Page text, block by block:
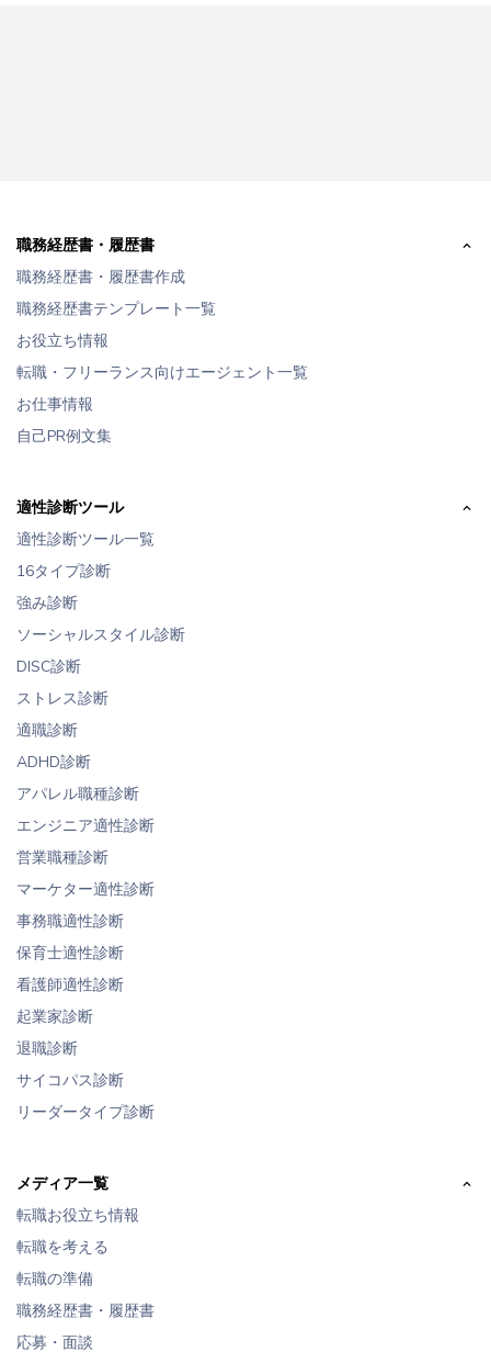
職務経歴書・履歴書
職務経歴書・履歴書作成
職務経歴書テンプレート一覧
お役立ち情報
転職・フリーランス向けエージェント一覧
お仕事情報
自己PR例文集
適性診断ツール
適性診断ツール一覧
16タイプ診断
強み診断
ソーシャルスタイル診断
DISC診断
ストレス診断
適職診断
ADHD診断
アパレル職種診断
エンジニア適性診断
営業職種診断
マーケター適性診断
事務職適性診断
保育士適性診断
看護師適性診断
起業家診断
退職診断
サイコパス診断
リーダータイプ診断
メディア一覧
転職お役立ち情報
転職を考える
転職の準備
職務経歴書・履歴書
応募・面談